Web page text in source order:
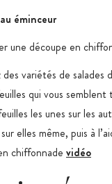
éminceur
une découpe en
variétés de salades
qui vous
les unes sur les
elles même, puis à
chiffonnade vidéo